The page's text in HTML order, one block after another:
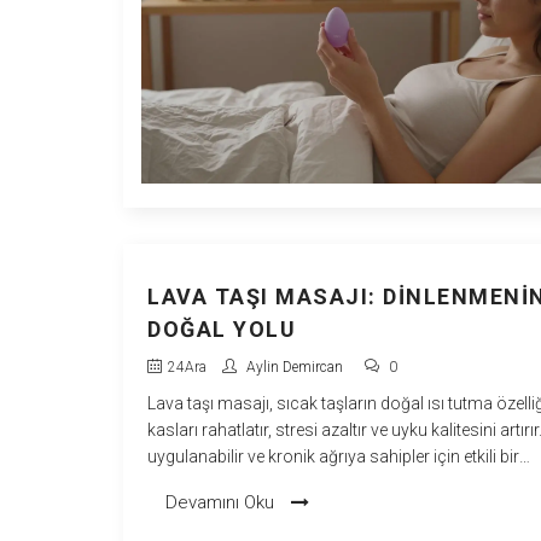
LAVA TAŞI MASAJI:
DOĞAL YOLU
24Ara Aylin Demircan 0
Lava taşı masajı, sıcak taşların doğal ısı tutma
kasları rahatlatır, stresi azaltır ve uyku kalitesini
uygulanabilir ve kronik ağrıya sahipler için etkili bir
Devamını Oku